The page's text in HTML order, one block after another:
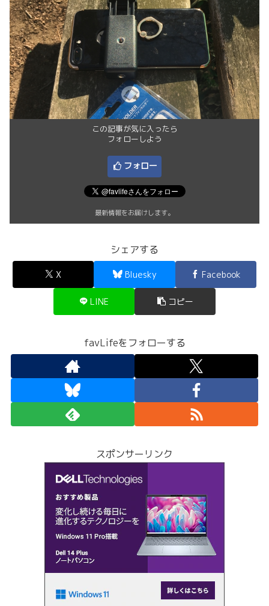
この記事が気に入ったら
フォローしよう
フォロー
最新情報をお届けします。
シェアする
X Bluesky Facebook
LINE コピー
favLifeをフォローする
スポンサーリンク